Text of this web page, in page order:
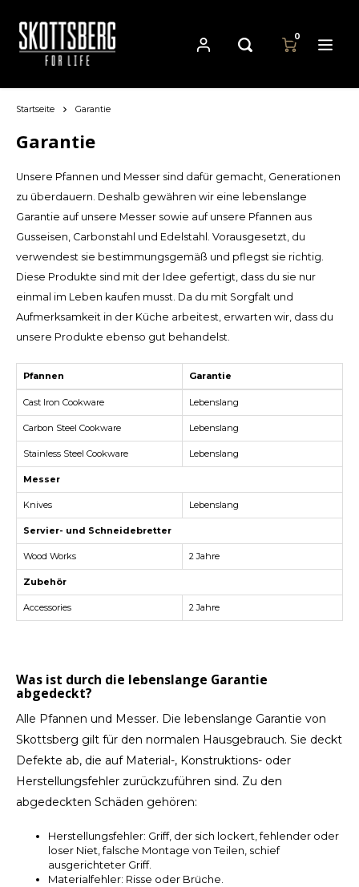
Hoofdmenu / pfannen
Cast Iron Cookware
Carbon Steel Cookware
Stainless Steel Cookware
Nederlands
Deutsch
English
Français
Español
Polski
EUR
USD
AUD
CAD
INR
THB
DKK
HUF
KRW
LVL
MYR
0
Startseite Garantie
Garantie
Unsere Pfannen und Messer sind dafür gemacht, Generationen
zu überdauern. Deshalb gewähren wir eine lebenslange
Garantie auf unsere Messer sowie auf unsere Pfannen aus
Gusseisen, Carbonstahl und Edelstahl. Vorausgesetzt, du
verwendest sie bestimmungsgemäß und pflegst sie richtig.
Diese Produkte sind mit der Idee gefertigt, dass du sie nur
einmal im Leben kaufen musst. Da du mit Sorgfalt und
Aufmerksamkeit in der Küche arbeitest, erwarten wir, dass du
unsere Produkte ebenso gut behandelst.
Pfannen Garantie
Cast Iron Cookware Lebenslang
Carbon Steel Cookware Lebenslang
Stainless Steel Cookware Lebenslang
Messer
Knives Lebenslang
Servier- und Schneidebretter
Wood Works 2 Jahre
Zubehör
Accessories 2 Jahre
Was ist durch die lebenslange Garantie
abgedeckt?
Alle Pfannen und Messer. Die lebenslange Garantie von
Skottsberg gilt für den normalen Hausgebrauch. Sie deckt
Defekte ab, die auf Material-, Konstruktions- oder
Herstellungsfehler zurückzuführen sind. Zu den
abgedeckten Schäden gehören:
Herstellungsfehler: Griff, der sich lockert, fehlender oder
loser Niet, falsche Montage von Teilen, schief
ausgerichteter Griff.
Materialfehler: Risse oder Brüche.